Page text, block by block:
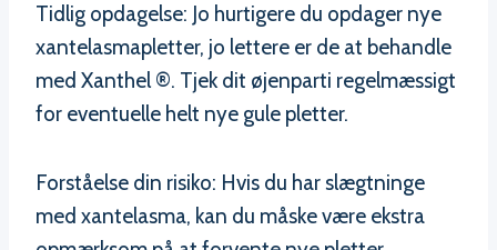
Tidlig opdagelse: Jo hurtigere du opdager nye
xantelasmapletter, jo lettere er de at behandle
med Xanthel ®. Tjek dit øjenparti regelmæssigt
for eventuelle helt nye gule pletter.
Forståelse din risiko: Hvis du har slægtninge
med xantelasma, kan du måske være ekstra